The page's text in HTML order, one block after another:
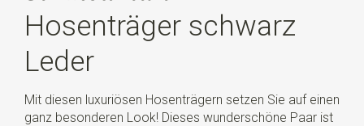
Hosenträger schwarz
Leder
Mit diesen luxuriösen Hosenträgern setzen Sie auf einen
ganz besonderen Look! Dieses wunderschöne Paar ist